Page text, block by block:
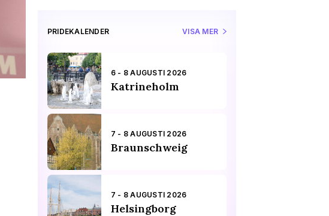
PRIDEKALENDER VISA MER
6 - 8 AUGUSTI 2026
Katrineholm
7 - 8 AUGUSTI 2026
Braunschweig
7 - 8 AUGUSTI 2026
Helsingborg